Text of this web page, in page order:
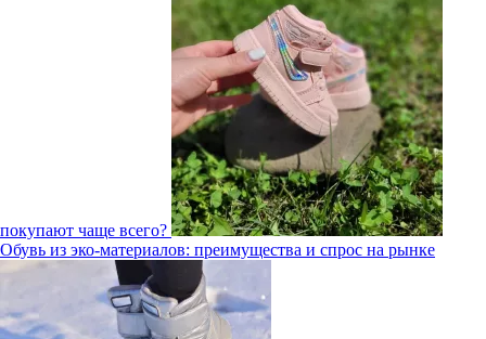
покупают чаще всего?
Обувь из эко-материалов: преимущества и спрос на рынке